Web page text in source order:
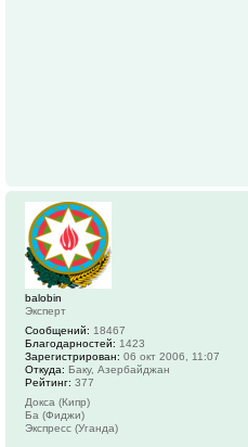
balobin
Эксперт
Сообщений: 18467
Благодарностей: 1423
Зарегистрирован: 06 окт 2006, 11:07
Откуда: Баку, Азербайджан
Рейтинг: 377
Докса (Кипр)
Ба (Фиджи)
Экспресс (Уганда)